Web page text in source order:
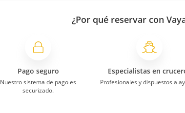
¿Por qué reservar con
Pago seguro
Nuestro sistema de pago es
securizado.
Especialistas en
Profesionales y dispuestos a